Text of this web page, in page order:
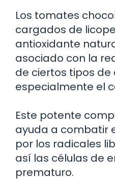
Los tomates
cargados de
antioxidante
asociado con la
de ciertos tipos de
especialmente el
Este potente
ayuda a combatir
por los radicales
así las células de
prematuro.